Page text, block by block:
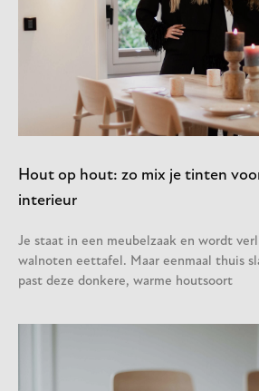
Hout op hout: zo mix je tinten
interieur
Je staat in een meubelzaak en wordt
walnoten eettafel. Maar eenmaal thuis
past deze donkere, warme houtsoort